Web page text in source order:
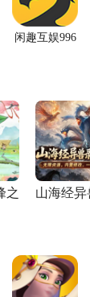
闲趣互娱996
之
山海经